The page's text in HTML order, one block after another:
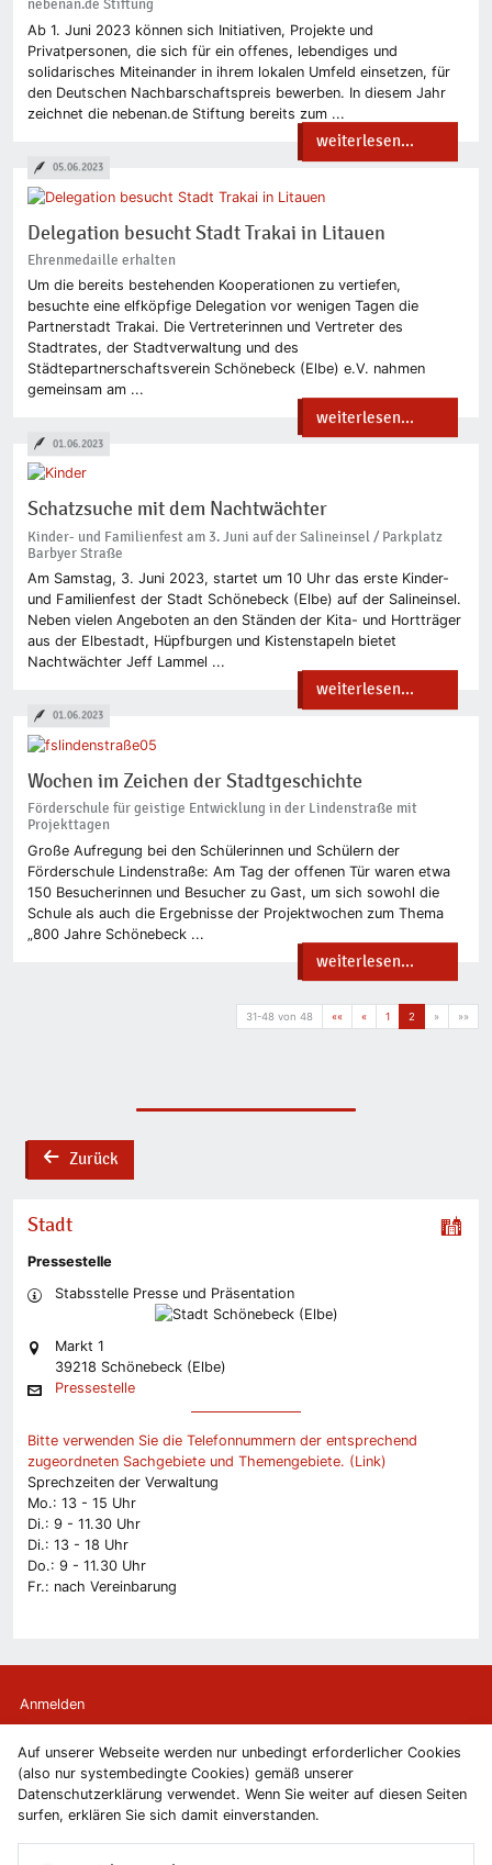
Auf unserer Webseite werden nur unbedingt erforderlicher Cookies
(also nur systembedingte Cookies) gemäß unserer
Datenschutzerklärung verwendet. Wenn Sie weiter auf diesen Seiten
surfen, erklären Sie sich damit einverstanden.
nebenan.de Stiftung
Ab 1. Juni 2023 können sich Initiativen, Projekte und
Privatpersonen, die sich für ein offenes, lebendiges und
solidarisches Miteinander in ihrem lokalen Umfeld einsetzen, für
den Deutschen Nachbarschaftspreis bewerben. In diesem Jahr
zeichnet die nebenan.de Stiftung bereits zum ...
weiterlesen...
Delegation besucht Stadt Trakai in Litauen
Ehrenmedaille erhalten
Um die bereits bestehenden Kooperationen zu vertiefen,
besuchte eine elfköpfige Delegation vor wenigen Tagen die
Partnerstadt Trakai. Die Vertreterinnen und Vertreter des
Stadtrates, der Stadtverwaltung und des
Städtepartnerschaftsverein Schönebeck (Elbe) e.V. nahmen
gemeinsam am ...
weiterlesen...
05.06.2023
Schatzsuche mit dem Nachtwächter
Kinder- und Familienfest am 3. Juni auf der Salineinsel / Parkplatz
Barbyer Straße
Am Samstag, 3. Juni 2023, startet um 10 Uhr das erste Kinder-
und Familienfest der Stadt Schönebeck (Elbe) auf der Salineinsel.
Neben vielen Angeboten an den Ständen der Kita- und Hortträger
aus der Elbestadt, Hüpfburgen und Kistenstapeln bietet
Nachtwächter Jeff Lammel ...
weiterlesen...
01.06.2023
Wochen im Zeichen der Stadtgeschichte
Förderschule für geistige Entwicklung in der Lindenstraße mit
Projekttagen
Große Aufregung bei den Schülerinnen und Schülern der
Förderschule Lindenstraße: Am Tag der offenen Tür waren etwa
150 Besucherinnen und Besucher zu Gast, um sich sowohl die
Schule als auch die Ergebnisse der Projektwochen zum Thema
„800 Jahre Schönebeck ...
weiterlesen...
01.06.2023
31-48 von 48 «« « 1 2 » »»
backZurück
Stadt
Pressestelle
Stabsstelle Presse und Präsentation
Markt 1
39218 Schönebeck (Elbe)
Pressestelle
Bitte verwenden Sie die Telefonnummern der entsprechend
zugeordneten Sachgebiete und Themengebiete. (Link)
Sprechzeiten der Verwaltung
Mo.: 13 - 15 Uhr
Di.: 9 - 11.30 Uhr
Di.: 13 - 18 Uhr
Do.: 9 - 11.30 Uhr
Fr.: nach Vereinbarung
Anmelden
Kontakt
Newsletter